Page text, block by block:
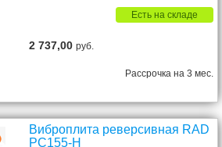
Есть на складе
2 737,00руб.
Рассрочка на 3 мес.
Виброплита реверсивная RAD
PC155-H